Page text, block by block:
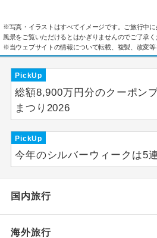
※写真・イラストはすべてイメージです。ご旅行中
風景をご覧いただけるとはかぎりませんのでご了承く
※当ウェブサイトの情報について転載、複製、改変等
PickUp
総額8,900万円分のクーポン
まつり2026
PickUp
今年のシルバーウィークは5連
国内旅行
海外旅行